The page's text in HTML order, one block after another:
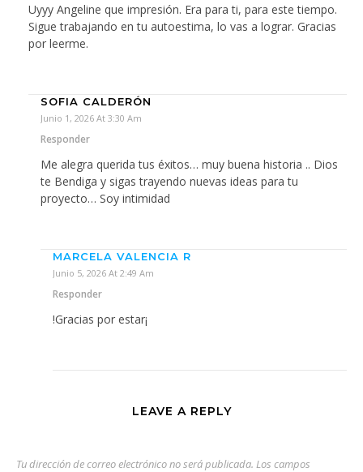
Uyyy Angeline que impresión. Era para ti, para este tiempo.
Sigue trabajando en tu autoestima, lo vas a lograr. Gracias
por leerme.
SOFIA CALDERÓN
Junio 1, 2026 At 3:30 Am
Responder
Me alegra querida tus éxitos… muy buena historia .. Dios
te Bendiga y sigas trayendo nuevas ideas para tu
proyecto… Soy intimidad
MARCELA VALENCIA R
Junio 5, 2026 At 2:49 Am
Responder
!Gracias por estar¡
LEAVE A REPLY
Tu dirección de correo electrónico no será publicada. Los campos